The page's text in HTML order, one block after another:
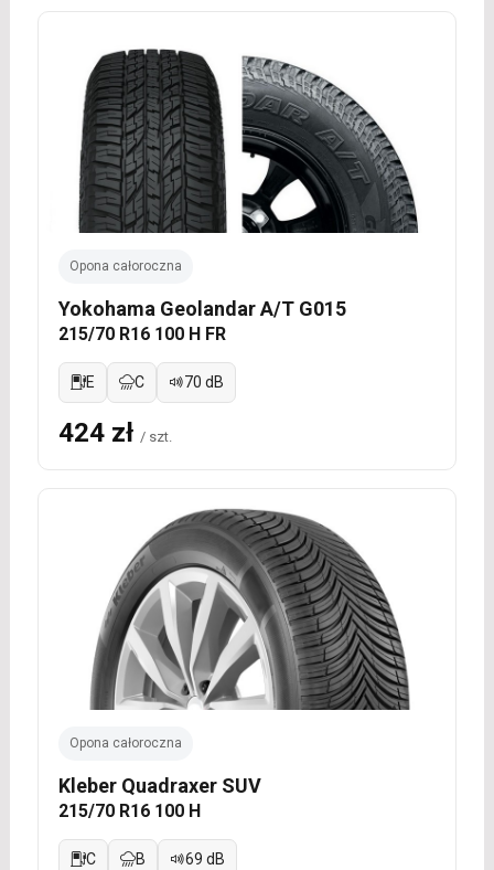
Opona całoroczna
Yokohama Geolandar A/T G015
215/70 R16 100 H FR
E C 70 dB
424 zł / szt.
Opona całoroczna
Kleber Quadraxer SUV
215/70 R16 100 H
C B 69 dB